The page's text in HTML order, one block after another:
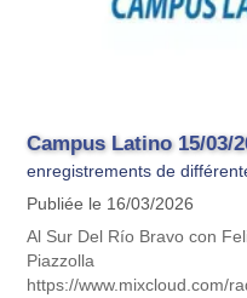
Campus Latino 15/03/
enregistrements de
Publiée le 16/03/2026
Al Sur Del Río Bravo con
Piazzolla
https://www.mixcloud.com/